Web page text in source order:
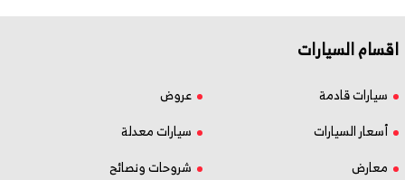
اقسام السيارات
سيارات قادمة
عروض
أسعار السيارات
سيارات معدلة
معارض
شروحات ونصائح